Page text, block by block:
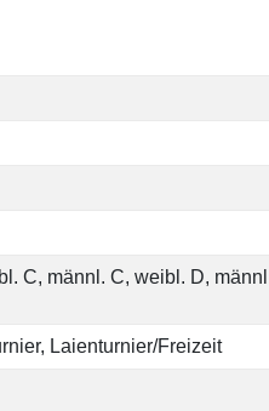
C, männl. C, weibl. D,
Laienturnier/Freizeit